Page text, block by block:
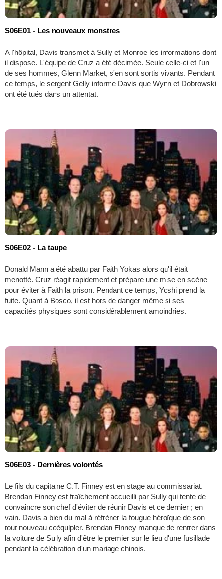
S06E01 - Les nouveaux monstres
A l'hôpital, Davis transmet à Sully et Monroe les informations dont
il dispose. L'équipe de Cruz a été décimée. Seule celle-ci et l'un
de ses hommes, Glenn Market, s'en sont sortis vivants. Pendant
ce temps, le sergent Gelly informe Davis que Wynn et Dobrowski
ont été tués dans un attentat.
S06E02 - La taupe
Donald Mann a été abattu par Faith Yokas alors qu'il était
menotté. Cruz réagit rapidement et prépare une mise en scène
pour éviter à Faith la prison. Pendant ce temps, Yoshi prend la
fuite. Quant à Bosco, il est hors de danger même si ses
capacités physiques sont considérablement amoindries.
S06E03 - Dernières volontés
Le fils du capitaine C.T. Finney est en stage au commissariat.
Brendan Finney est fraîchement accueilli par Sully qui tente de
convaincre son chef d'éviter de réunir Davis et ce dernier ; en
vain. Davis a bien du mal à réfréner la fougue héroïque de son
tout nouveau coéquipier. Brendan Finney manque de rentrer dans
la voiture de Sully afin d'être le premier sur le lieu d'une fusillade
pendant la célébration d'un mariage chinois.